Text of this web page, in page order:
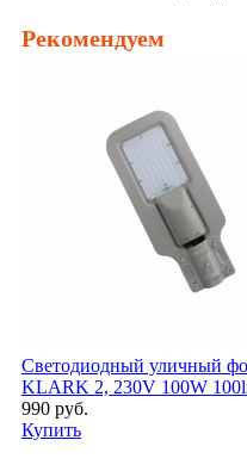
Рекомендуем
Светодиодный уличный
KLARK 2, 230V 100W
990 руб.
Купить